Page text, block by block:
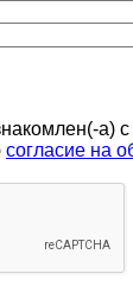
а) с
согласие на